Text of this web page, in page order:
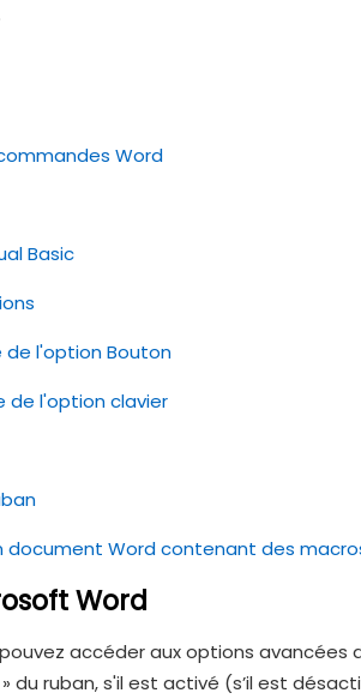
Word
Basic
de l'option Bouton
de l'option clavier
document Word contenant des
Word
accéder aux options avancées
du ruban, s'il est activé (s’il est